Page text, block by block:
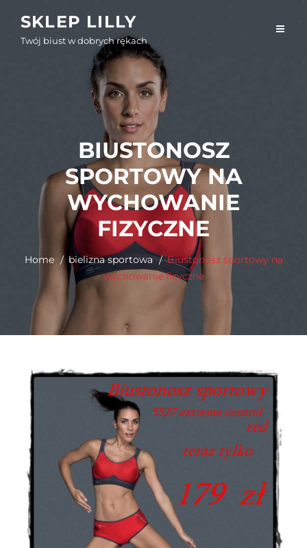
content
SKLEP LILLY
Twój biust w dobrych rękach
BIUSTONOSZ
SPORTOWY NA
WYCHOWANIE
FIZYCZNE
Home bielizna sportowa
Biustonosz sportowy na
wychowanie fizyczne